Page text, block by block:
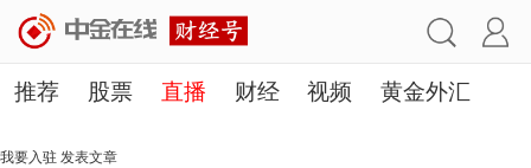
推荐 股票 直播 财经 视频 黄金外汇
理财 行业
我要入驻 发表文章